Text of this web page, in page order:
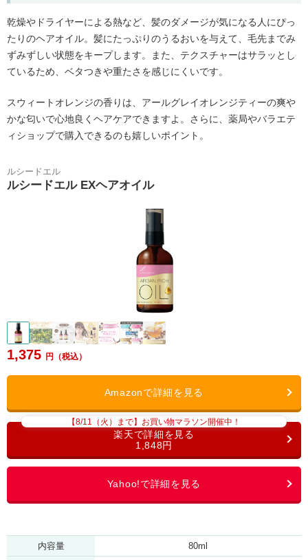
乾燥やドライヤーによる熱など、髪のダメージが気になる人にぴっ
たりのヘアオイル。髪にたっぷりのうるおいを与えて、毛先までみ
ずみずしい状態をキープします。また、テクスチャーはサラッとし
ているため、ベタつきや重たさを感じにくいです。
スウィートオレンジの香りは、アールグレイオレンジティーの爽や
かな匂いで心地良くヘアケアできますよ。さらに、薬局やバラエテ
ィショップで購入できるのも嬉しいポイント。
ルシードエル
ルシードエル EXヘアオイル
1,375
【8/11（火）まで】お買い物マラソン開催中！
1,848円
内容量 80ml